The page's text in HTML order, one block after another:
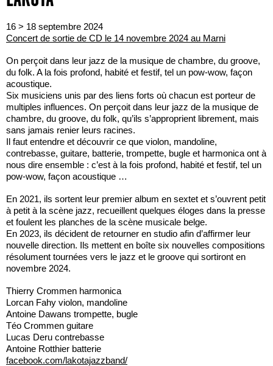
16 > 18 septembre 2024
Concert de sortie de CD le 14 novembre 2024 au Marni
On perçoit dans leur jazz de la musique de chambre, du groove,
du folk. A la fois profond, habité et festif, tel un pow-wow, façon
acoustique.
Six musiciens unis par des liens forts où chacun est porteur de
multiples influences. On perçoit dans leur jazz de la musique de
chambre, du groove, du folk, qu’ils s’approprient librement, mais
sans jamais renier leurs racines.
Il faut entendre et découvrir ce que violon, mandoline,
contrebasse, guitare, batterie, trompette, bugle et harmonica ont à
nous dire ensemble : c’est à la fois profond, habité et festif, tel un
pow-wow, façon acoustique …
En 2021, ils sortent leur premier album en sextet et s’ouvrent petit
à petit à la scène jazz, recueillent quelques éloges dans la presse
et foulent les planches de la scène musicale belge.
En 2023, ils décident de retourner en studio afin d’affirmer leur
nouvelle direction. Ils mettent en boîte six nouvelles compositions
résolument tournées vers le jazz et le groove qui sortiront en
novembre 2024.
Thierry Crommen harmonica
Lorcan Fahy violon, mandoline
Antoine Dawans trompette, bugle
Téo Crommen guitare
Lucas Deru contrebasse
Antoine Rotthier batterie
facebook.com/lakotajazzband/